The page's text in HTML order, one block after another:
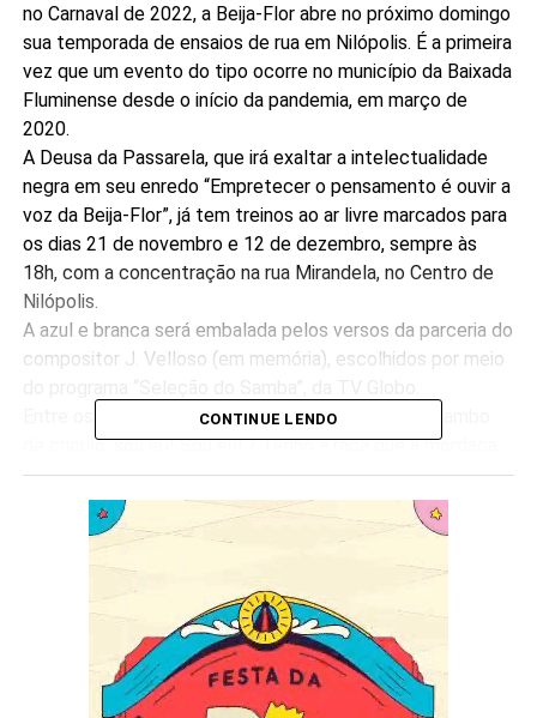
no Carnaval de 2022, a Beija-Flor abre no próximo domingo
sua temporada de ensaios de rua em Nilópolis. É a primeira
vez que um evento do tipo ocorre no município da Baixada
Fluminense desde o início da pandemia, em março de
2020.
A Deusa da Passarela, que irá exaltar a intelectualidade
negra em seu enredo “Empretecer o pensamento é ouvir a
voz da Beija-Flor”, já tem treinos ao ar livre marcados para
os dias 21 de novembro e 12 de dezembro, sempre às
18h, com a concentração na rua Mirandela, no Centro de
Nilópolis.
A azul e branca será embalada pelos versos da parceria do
compositor J. Velloso (em memória), escolhidos por meio
Entre os versos, um dos refrões da faixa diz: “Mocambo
de crioulo, sou eu! Sou eu! / Tenho a raça que a mordaça
não calou / Ergui o meu castelo dos pilares de Cabana /
Dinastia Beija-Flor”. O intérprete do samba, como sempre,
é Neguinho da Beija-Flor.
Além do canto da comunidade e do ritmo da bateria
“Soberana”, dos mestres Rodney e Plínio, o ensaio contará
com a participação de diversos segmentos, como as alas
de baianas e de passistas, e ainda do casal de mestre-sala
e porta-bandeira Claudinho e Selminha Sorriso.
Por causa do coronavírus, serão estabelecidos
CONTINUE LENDO